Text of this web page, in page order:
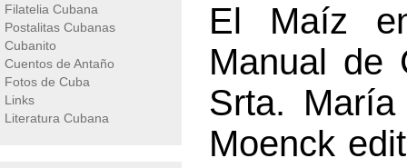
Filatelia Cubana
Postalitas Cubanas
Cubanito
Cuentos de Antaño
Fotos de Cuba
Links
Literatura Cubana
El Maíz
Manual de
Srta.
Moenck